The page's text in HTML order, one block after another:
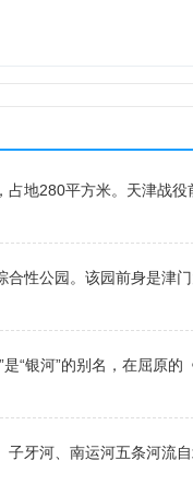
占地280平方米。天津战
合性公园。该园前身是津
“银河”的别名，在屈原的
子牙河、南运河五条河流